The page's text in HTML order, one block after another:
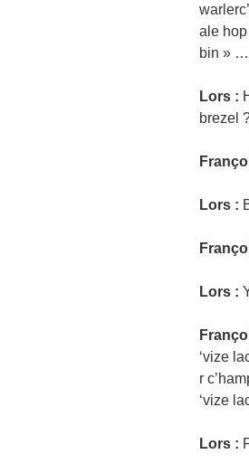
ale
bin »
Lors :
brezel
Lors :
Lors :
‘vize
r
‘vize
Lors :